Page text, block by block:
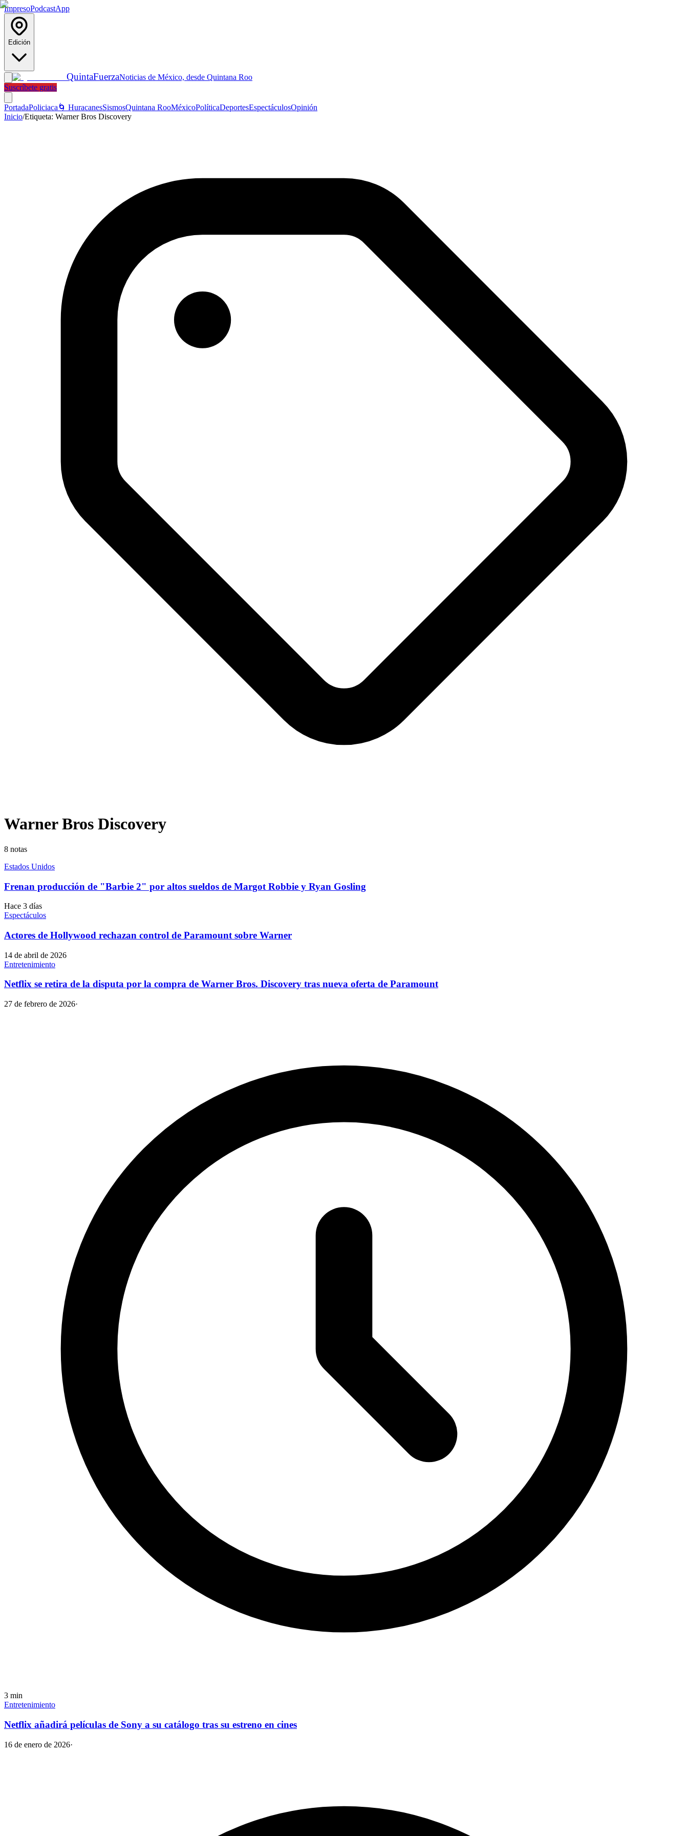
ImpresoPodcastApp
Edición
QuintaFuerzaNoticias de México, desde Quintana Roo
Suscríbete gratis
PortadaPoliciaca 🌀 HuracanesSismosQuintana RooMéxicoPolíticaDeportesEspectáculosOpinión
Inicio/Etiqueta: Warner Bros Discovery
Warner Bros Discovery
8 notas
Estados Unidos
Frenan producción de "Barbie 2" por altos sueldos de Margot Robbie y Ryan Gosling
Hace 3 días
Espectáculos
Actores de Hollywood rechazan control de Paramount sobre Warner
14 de abril de 2026
Entretenimiento
Netflix se retira de la disputa por la compra de Warner Bros. Discovery tras nueva oferta de Paramount
27 de febrero de 2026·
3 min
Entretenimiento
Netflix añadirá películas de Sony a su catálogo tras su estreno en cines
16 de enero de 2026·